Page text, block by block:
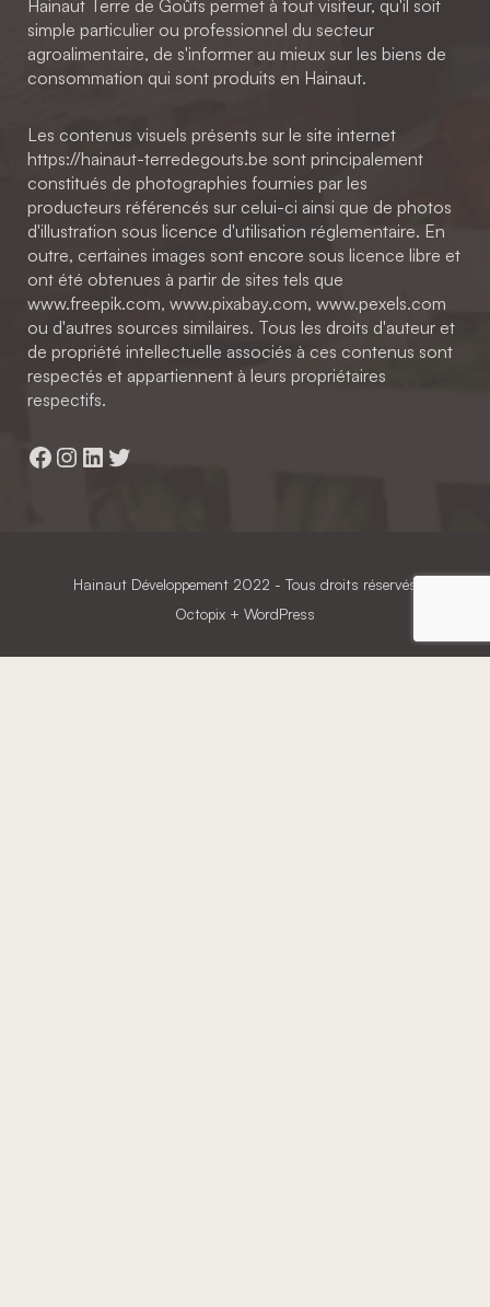
Hainaut Terre de Goûts permet à tout visiteur, qu'il soit
simple particulier ou professionnel du secteur
agroalimentaire, de s'informer au mieux sur les biens de
consommation qui sont produits en Hainaut.
Les contenus visuels présents sur le site internet
https://hainaut-terredegouts.be sont principalement
constitués de photographies fournies par les
producteurs référencés sur celui-ci ainsi que de photos
d'illustration sous licence d'utilisation réglementaire. En
outre, certaines images sont encore sous licence libre et
ont été obtenues à partir de sites tels que
www.freepik.com, www.pixabay.com, www.pexels.com
ou d'autres sources similaires. Tous les droits d'auteur et
de propriété intellectuelle associés à ces contenus sont
respectés et appartiennent à leurs propriétaires
respectifs.
Facebook
Instagram
LinkedIn
Twitter
Hainaut Développement 2022 - Tous droits réservés
Octopix + WordPress